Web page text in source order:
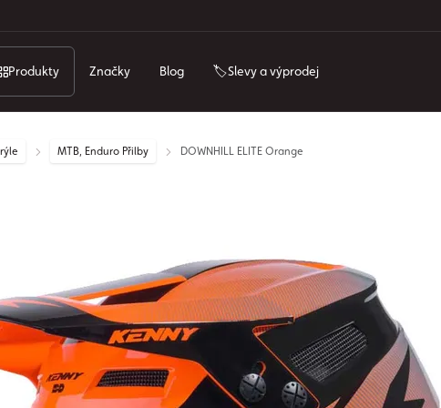
Produkty Značky Blog 🏷️Slevy a výprodej
MTB, Enduro Přilby DOWNHILL ELITE Orange